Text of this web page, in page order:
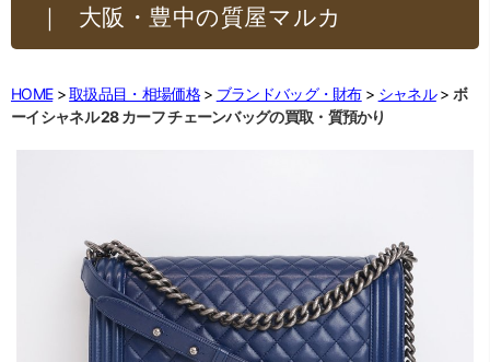
｜大阪・豊中の質屋マルカ
HOME 取扱品目・相場価格 ブランドバッグ・財布 シャネル
ボ
ーイシャネル 28 カーフ チェーンバッグの買取・質預かり